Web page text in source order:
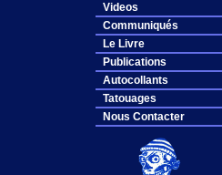
Videos
Communiqués
Le Livre
Publications
Autocollants
Tatouages
Nous Contacter